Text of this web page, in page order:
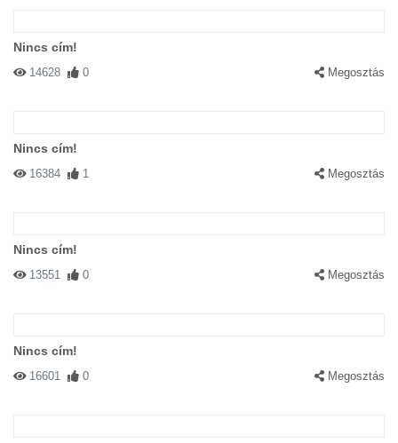
Nincs cím!
14628 0 Megosztás
Nincs cím!
16384 1 Megosztás
Nincs cím!
13551 0 Megosztás
Nincs cím!
16601 0 Megosztás